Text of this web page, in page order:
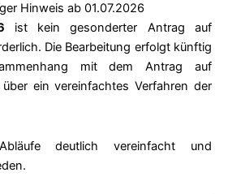
Hinweis ab 01.07.2026
ist kein gesonderter Antrag auf
Die Bearbeitung erfolgt künftig
mit dem Antrag auf
ein vereinfachtes Verfahren der
deutlich vereinfacht und